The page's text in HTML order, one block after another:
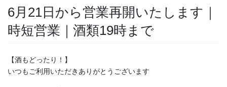
6月21日から営業再開いたします｜
時短営業｜酒類19時まで
【酒もどったり！】
いつもご利用いただきありがとうございます